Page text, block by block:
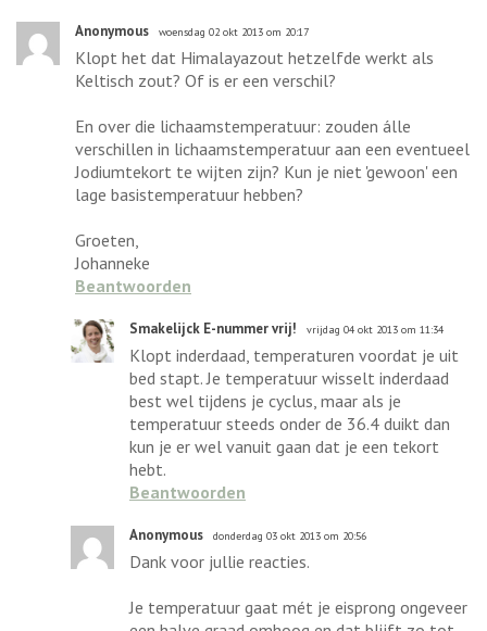
Anonymous woensdag 02 okt 2013 om 20:17
Klopt het dat Himalayazout hetzelfde werkt als
Keltisch zout? Of is er een verschil?
En over die lichaamstemperatuur: zouden álle
verschillen in lichaamstemperatuur aan een eventueel
Jodiumtekort te wijten zijn? Kun je niet 'gewoon' een
lage basistemperatuur hebben?
Groeten,
Johanneke
Beantwoorden
Smakelijck E-nummer vrij! vrijdag 04 okt 2013 om 11:34
Klopt inderdaad, temperaturen voordat je uit
bed stapt. Je temperatuur wisselt inderdaad
best wel tijdens je cyclus, maar als je
temperatuur steeds onder de 36.4 duikt dan
kun je er wel vanuit gaan dat je een tekort
hebt.
Beantwoorden
Anonymous donderdag 03 okt 2013 om 20:56
Dank voor jullie reacties.
Je temperatuur gaat mét je eisprong ongeveer